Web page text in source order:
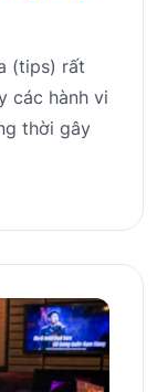
(tips) rất
các hành vi
thời gây